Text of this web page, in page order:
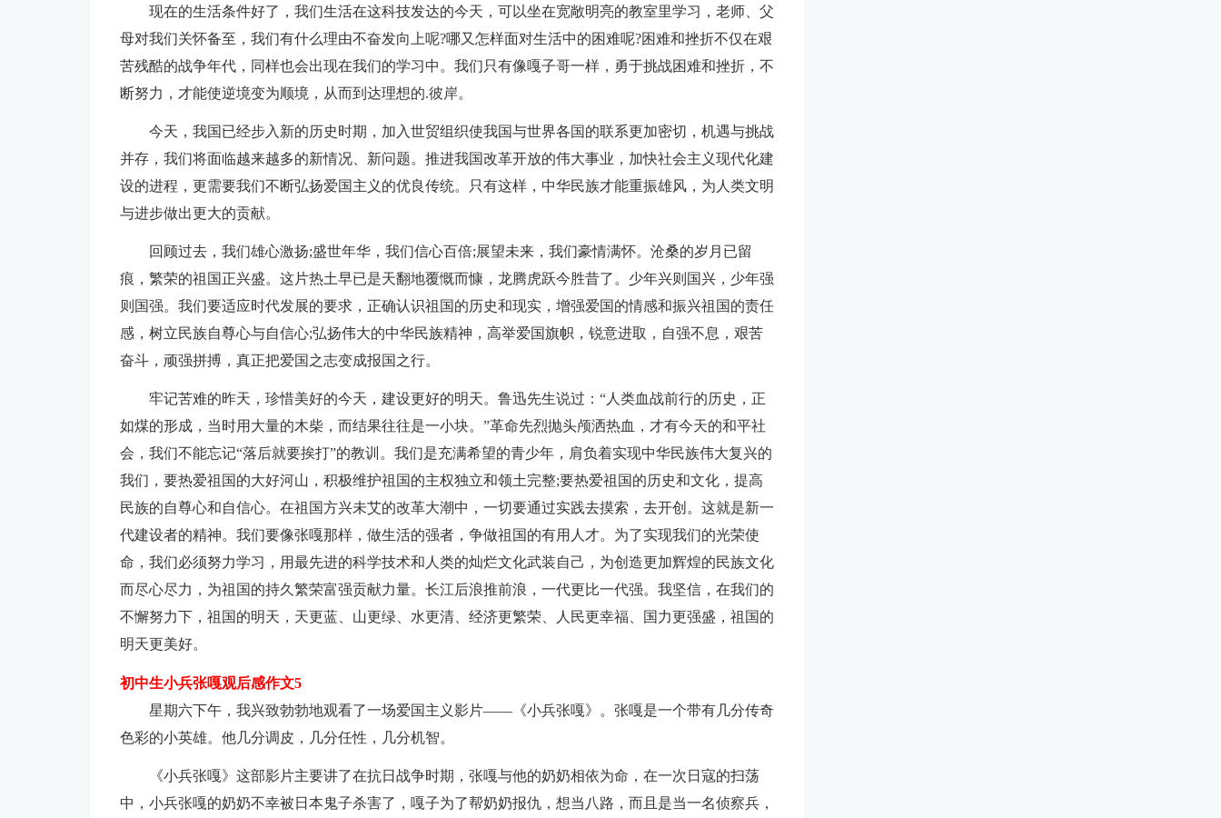
现在的生活条件好了，我们生活在这科技发达的今天，可以坐在宽敞明亮的教室里学习，老师、父
母对我们关怀备至，我们有什么理由不奋发向上呢?哪又怎样面对生活中的困难呢?困难和挫折不仅在艰
苦残酷的战争年代，同样也会出现在我们的学习中。我们只有像嘎子哥一样，勇于挑战困难和挫折，不
断努力，才能使逆境变为顺境，从而到达理想的.彼岸。
今天，我国已经步入新的历史时期，加入世贸组织使我国与世界各国的联系更加密切，机遇与挑战
并存，我们将面临越来越多的新情况、新问题。推进我国改革开放的伟大事业，加快社会主义现代化建
设的进程，更需要我们不断弘扬爱国主义的优良传统。只有这样，中华民族才能重振雄风，为人类文明
与进步做出更大的贡献。
回顾过去，我们雄心激扬;盛世年华，我们信心百倍;展望未来，我们豪情满怀。沧桑的岁月已留
痕，繁荣的祖国正兴盛。这片热土早已是天翻地覆慨而慷，龙腾虎跃今胜昔了。少年兴则国兴，少年强
则国强。我们要适应时代发展的要求，正确认识祖国的历史和现实，增强爱国的情感和振兴祖国的责任
感，树立民族自尊心与自信心;弘扬伟大的中华民族精神，高举爱国旗帜，锐意进取，自强不息，艰苦
奋斗，顽强拼搏，真正把爱国之志变成报国之行。
牢记苦难的昨天，珍惜美好的今天，建设更好的明天。鲁迅先生说过：“人类血战前行的历史，正
如煤的形成，当时用大量的木柴，而结果往往是一小块。”革命先烈抛头颅洒热血，才有今天的和平社
会，我们不能忘记“落后就要挨打”的教训。我们是充满希望的青少年，肩负着实现中华民族伟大复兴的
我们，要热爱祖国的大好河山，积极维护祖国的主权独立和领土完整;要热爱祖国的历史和文化，提高
民族的自尊心和自信心。在祖国方兴未艾的改革大潮中，一切要通过实践去摸索，去开创。这就是新一
代建设者的精神。我们要像张嘎那样，做生活的强者，争做祖国的有用人才。为了实现我们的光荣使
命，我们必须努力学习，用最先进的科学技术和人类的灿烂文化武装自己，为创造更加辉煌的民族文化
而尽心尽力，为祖国的持久繁荣富强贡献力量。长江后浪推前浪，一代更比一代强。我坚信，在我们的
不懈努力下，祖国的明天，天更蓝、山更绿、水更清、经济更繁荣、人民更幸福、国力更强盛，祖国的
明天更美好。
初中生小兵张嘎观后感作文5
星期六下午，我兴致勃勃地观看了一场爱国主义影片——《小兵张嘎》。张嘎是一个带有几分传奇
色彩的小英雄。他几分调皮，几分任性，几分机智。
《小兵张嘎》这部影片主要讲了在抗日战争时期，张嘎与他的奶奶相依为命，在一次日寇的扫荡
中，小兵张嘎的奶奶不幸被日本鬼子杀害了，嘎子为了帮奶奶报仇，想当八路，而且是当一名侦察兵，